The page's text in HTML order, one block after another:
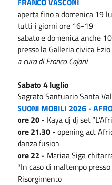
aperta fino a domenica 19
tutti i giorni ore 16-19
sabato e domenica anche
presso la Galleria civica
a cura di Franco Cajani
Sabato 4 luglio
Sagrato Santuario Santa
SUONI MOBILI 2026 -
ore 20 - Kaya dj dj set
ore 21.30 - opening act
danza fusion
ore 22 - Mariaa Siga
*In caso di maltempo
Risorgimento